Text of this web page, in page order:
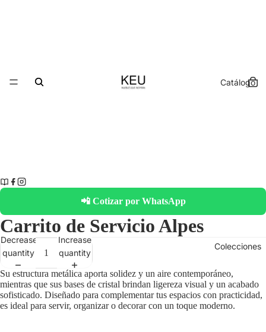
Catálogo
Colecciones
📲 Cotizar por WhatsApp
Carrito de Servicio Alpes
Decrease
quantity
Increase
quantity
Su estructura metálica aporta solidez y un aire contemporáneo,
mientras que sus bases de cristal brindan ligereza visual y un acabado
sofisticado. Diseñado para complementar tus espacios con practicidad,
es ideal para servir, organizar o decorar con un toque moderno.